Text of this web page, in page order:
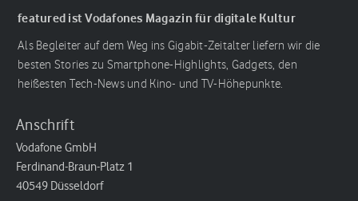
featured ist Vodafones Magazin für digitale Kultur
Als Begleiter auf dem Weg ins Gigabit-Zeitalter liefern wir die
besten Stories zu Smartphone-Highlights, Gadgets, den
heißesten Tech-News und Kino- und TV-Höhepunkte.
Anschrift
Vodafone GmbH
Ferdinand-Braun-Platz 1
40549 Düsseldorf